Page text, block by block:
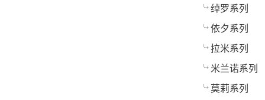
绰罗系列
依夕系列
拉米系列
米兰诺系列
莫莉系列